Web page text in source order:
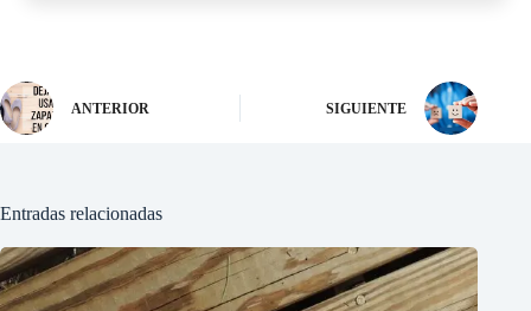
ANTERIOR SIGUIENTE
Entradas relacionadas